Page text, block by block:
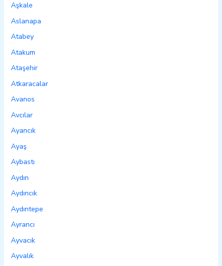
Aşkale
Aslanapa
Atabey
Atakum
Ataşehir
Atkaracalar
Avanos
Avcılar
Ayancık
Ayaş
Aybastı
Aydın
Aydıncık
Aydıntepe
Ayrancı
Ayvacık
Ayvalık